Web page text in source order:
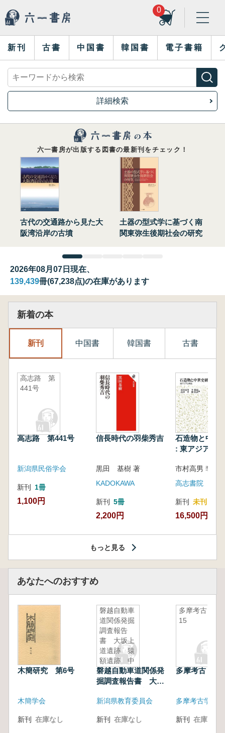
0
新刊 古書 中国書 韓国書 電子書籍
詳細検索
六一書房が出版する図書の最新刊をチェック！
古代の交通路から見た大
阪湾沿岸の古墳
土器の型式学に基づく南
関東弥生後期社会の研究
2026年08月07日現在、
139,439冊(67,238点)の在庫があります
新着の本
新刊 中国書 韓国書 古書
高志路 第
441号
高志路 第441号
新潟県民俗学会
新刊 1冊
1,100円
信長時代の羽柴秀吉
黒田 基樹 著
KADOKAWA
新刊 5冊
2,200円
石造物と中世
: 東アジアと
高志書院
新刊 未刊
16,500円
もっと見る
あなたへのおすすめ
木簡研究 第6号
木簡学会
新刊 在庫なし
磐越自動車
道関係発掘
調査報告
書 大坂上
道遺跡 猿
額遺跡 中
棚遺跡 牧
ノ沢遺跡
磐越自動車道関係発
掘調査報告書 大坂
跡 中棚遺跡 牧ノ
新潟県教育委員会
新刊 在庫なし
多摩考古
15
多摩考古 15
多摩考古学研
新刊 在庫なし